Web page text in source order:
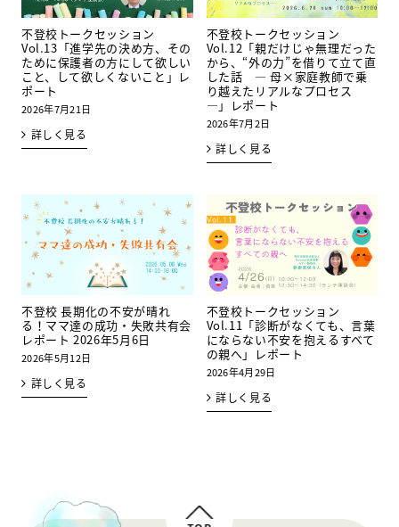
不登校トークセッション
Vol.13「進学先の決め方、その
ために保護者の方にして欲しい
こと、して欲しくないこと」レ
ポート
2026年7月21日
詳しく見る
不登校トークセッション
Vol.12「親だけじゃ無理だった
から、“外の力”を借りて立て直
した話 ― 母×家庭教師で乗
り越えたリアルなプロセス
―」レポート
2026年7月2日
詳しく見る
不登校 長期化の不安が晴れ
る！ママ達の成功・失敗共有会
レポート 2026年5月6日
2026年5月12日
詳しく見る
不登校トークセッション
Vol.11「診断がなくても、言葉
にならない不安を抱えるすべて
の親へ」レポート
2026年4月29日
詳しく見る